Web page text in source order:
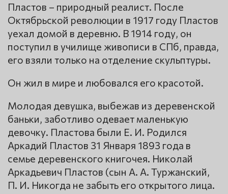
Пластов – природный реалист. После
Октябрьской революции в 1917 году Пластов
уехал домой в деревню. В 1914 году, он
поступил в училище живописи в СПб, правда,
его взяли только на отделение скульптуры.
Он жил в мире и любовался его красотой.
Молодая девушка, выбежав из деревенской
баньки, заботливо одевает маленькую
девочку. Пластова были Е. И. Родился
Аркадий Пластов 31 Января 1893 года в
семье деревенского книгочея. Николай
Аркадьевич Пластов (сын А. А. Туржанский,
П. И. Никогда не забыть его открытого лица.